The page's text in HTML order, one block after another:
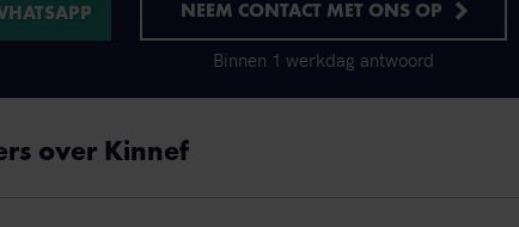
NEEM CONTACT MET ONS OP
Binnen 1 werkdag antwoord
over Kinnef